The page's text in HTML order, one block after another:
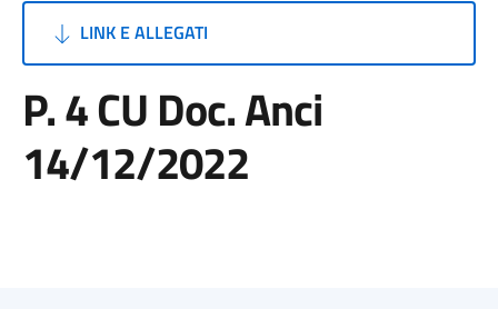
LINK E ALLEGATI
P. 4 CU Doc. Anci
14/12/2022